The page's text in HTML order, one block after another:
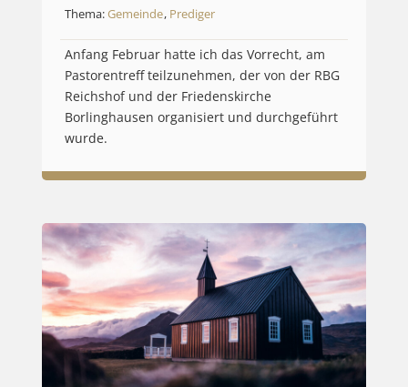
Thema:Gemeinde, Prediger
Anfang Februar hatte ich das Vorrecht, am
Pastorentreff teilzunehmen, der von der RBG
Reichshof und der Friedenskirche
Borlinghausen organisiert und durchgeführt
wurde.